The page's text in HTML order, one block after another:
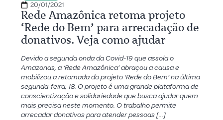
20/01/2021
Rede Amazônica retoma projeto
‘Rede do Bem’ para arrecadação de
donativos. Veja como ajudar
Devido a segunda onda da Covid-19 que assola o
Amazonas, a ‘Rede Amazônica’ abraçou a causa e
mobilizou a retomada do projeto ‘Rede do Bem’ na última
segunda-feira, 18. O projeto é uma grande plataforma de
conscientização e solidariedade que busca ajudar quem
mais precisa neste momento. O trabalho permite
arrecadar donativos para atender pessoas […]